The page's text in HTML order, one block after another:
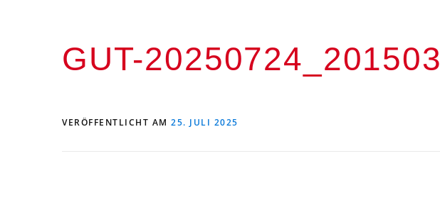
GUT-20250724_201503
VERÖFFENTLICHT AM 25. JULI 2025